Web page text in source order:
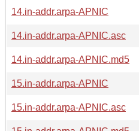
14.in-addr.arpa-APNIC
14.in-addr.arpa-APNIC.asc
14.in-addr.arpa-APNIC.md5
15.in-addr.arpa-APNIC
15.in-addr.arpa-APNIC.asc